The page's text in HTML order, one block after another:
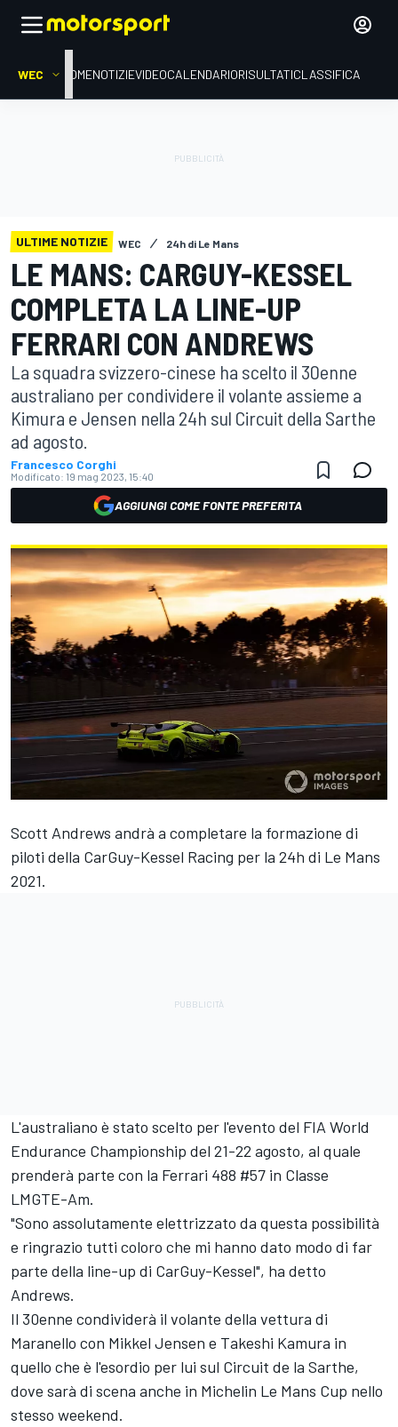
WEC HOMENOTIZIEVIDEOCALENDARIORISULTATICLASSIFICA
ULTIME NOTIZIE WEC 24h di Le Mans
LE MANS: CARGUY-KESSEL
COMPLETA LA LINE-UP
FERRARI CON ANDREWS
La squadra svizzero-cinese ha scelto il 30enne
australiano per condividere il volante assieme a
Kimura e Jensen nella 24h sul Circuit della Sarthe
ad agosto.
Francesco Corghi
Modificato: 19 mag 2023, 15:40
AGGIUNGI COME FONTE PREFERITA
Scott Andrews andrà a completare la formazione di
piloti della CarGuy-Kessel Racing per la 24h di Le Mans
2021.
L'australiano è stato scelto per l'evento del FIA World
Endurance Championship del 21-22 agosto, al quale
prenderà parte con la Ferrari 488 #57 in Classe
LMGTE-Am.
"Sono assolutamente elettrizzato da questa possibilità
e ringrazio tutti coloro che mi hanno dato modo di far
parte della line-up di CarGuy-Kessel", ha detto
Andrews.
Il 30enne condividerà il volante della vettura di
Maranello con Mikkel Jensen e Takeshi Kamura in
quello che è l'esordio per lui sul Circuit de la Sarthe,
dove sarà di scena anche in Michelin Le Mans Cup nello
stesso weekend.